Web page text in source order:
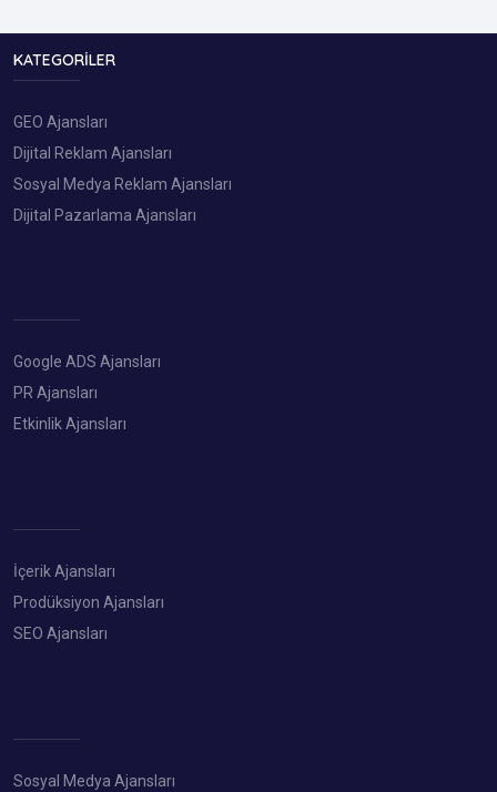
KATEGORILER
GEO Ajansları
Dijital Reklam Ajansları
Sosyal Medya Reklam Ajansları
Dijital Pazarlama Ajansları
Google ADS Ajansları
PR Ajansları
Etkinlik Ajansları
İçerik Ajansları
Prodüksiyon Ajansları
SEO Ajansları
Sosyal Medya Ajansları